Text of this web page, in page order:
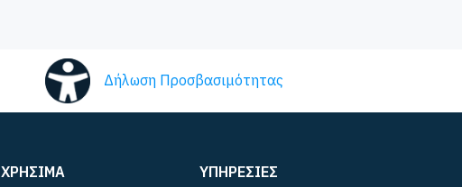
Δήλωση Προσβασιμότητας
ΧΡΗΣΙΜΑ ΥΠΗΡΕΣΙΕΣ